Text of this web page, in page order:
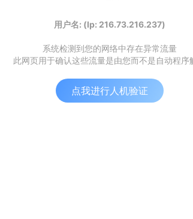
用户名: (Ip: 216.73.216.237)
系统检测到您的网络中存在异常流量
此网页用于确认这些流量是由您而不是自动程序
点我进行人机验证